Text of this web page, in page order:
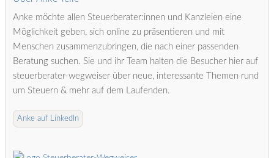
Anke möchte allen Steuerberater:innen und Kanzleien eine
Möglichkeit geben, sich online zu präsentieren und mit
Menschen zusammenzubringen, die nach einer passenden
Beratung suchen. Sie und ihr Team halten die Besucher hier auf
steuerberater-wegweiser über neue, interessante Themen rund
um Steuern & mehr auf dem Laufenden.
Anke auf LinkedIn